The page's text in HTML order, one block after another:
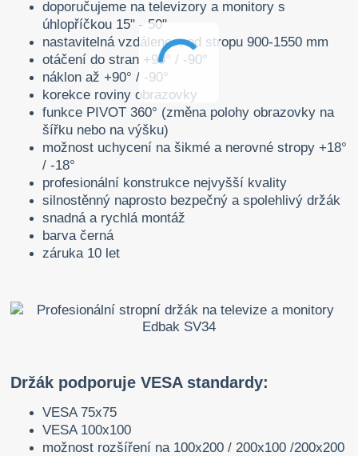
doporučujeme na televizory a monitory s
úhlopříčkou 15" - 50"
nastavitelná vzdálenost od stropu 900-1550 mm
otáčení do stran +90° / -90°
náklon až +90° / -90°
korekce roviny obrazovky
funkce PIVOT 360° (změna polohy obrazovky na
šířku nebo na výšku)
možnost uchycení na šikmé a nerovné stropy +18°
/ -18°
profesionální konstrukce nejvyšší kvality
silnostěnný naprosto bezpečný a spolehlivý držák
snadná a rychlá montáž
barva černá
záruka 10 let
Držák podporuje VESA standardy:
VESA 75x75
VESA 100x100
možnost rozšíření na 100x200 / 200x100 /200x200